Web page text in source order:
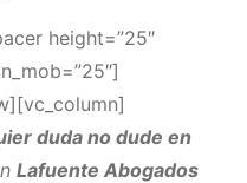
height=”25″
duda no dude en
Lafuente Abogados